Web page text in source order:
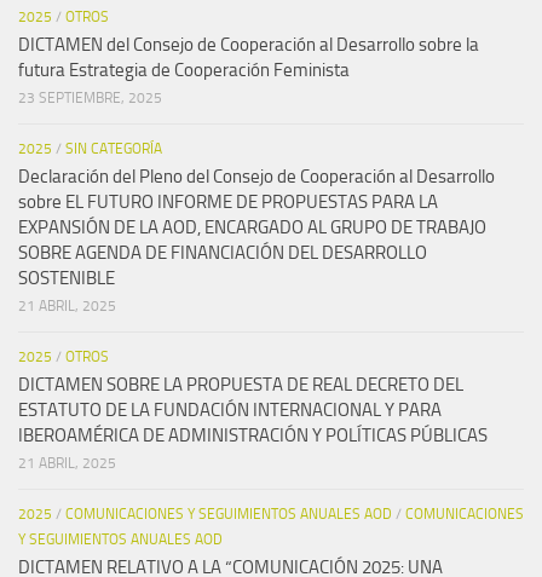
2025 / OTROS
DICTAMEN del Consejo de Cooperación al Desarrollo sobre la
futura Estrategia de Cooperación Feminista
23 SEPTIEMBRE, 2025
2025 / SIN CATEGORÍA
Declaración del Pleno del Consejo de Cooperación al Desarrollo
sobre EL FUTURO INFORME DE PROPUESTAS PARA LA
EXPANSIÓN DE LA AOD, ENCARGADO AL GRUPO DE TRABAJO
SOBRE AGENDA DE FINANCIACIÓN DEL DESARROLLO
SOSTENIBLE
21 ABRIL, 2025
2025 / OTROS
DICTAMEN SOBRE LA PROPUESTA DE REAL DECRETO DEL
ESTATUTO DE LA FUNDACIÓN INTERNACIONAL Y PARA
IBEROAMÉRICA DE ADMINISTRACIÓN Y POLÍTICAS PÚBLICAS
21 ABRIL, 2025
2025 / COMUNICACIONES Y SEGUIMIENTOS ANUALES AOD / COMUNICACIONES
Y SEGUIMIENTOS ANUALES AOD
DICTAMEN RELATIVO A LA “COMUNICACIÓN 2025: UNA